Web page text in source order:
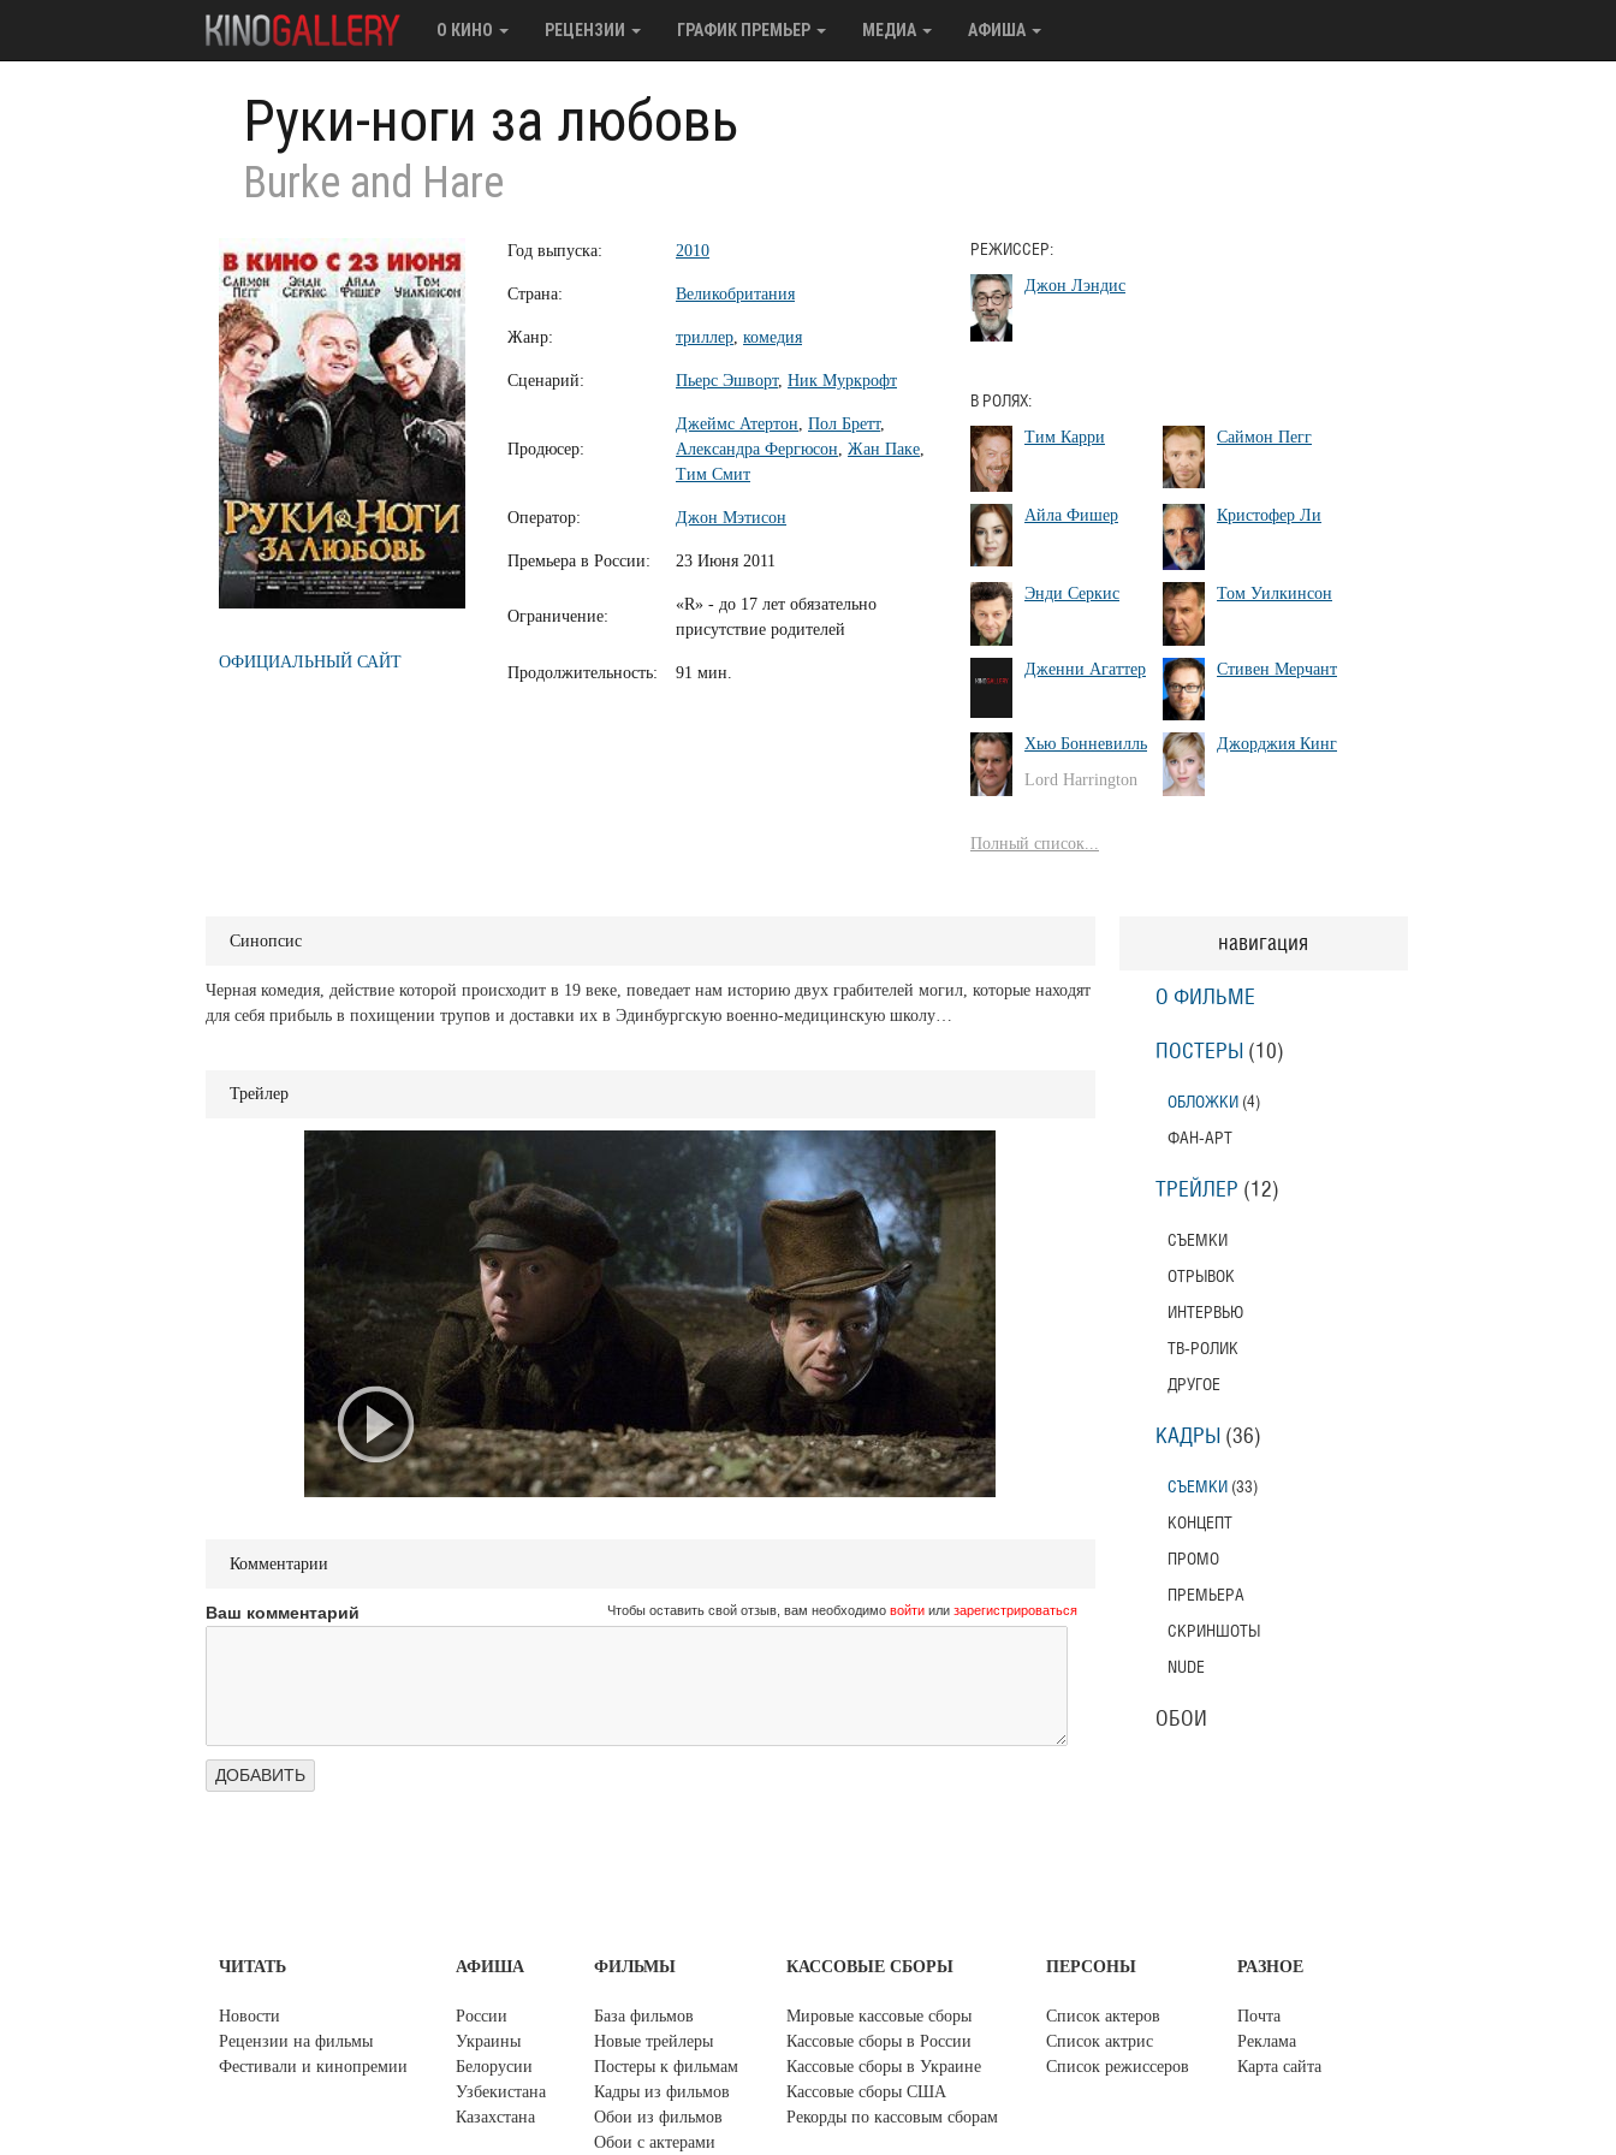
О КИНО РЕЦЕНЗИИ ГРАФИК ПРЕМЬЕР МЕДИА АФИША
Руки-ноги за любовь
Burke and Hare
ОФИЦИАЛЬНЫЙ САЙТ
Год выпуска: 2010
Страна: Великобритания
Жанр: триллер, комедия
Сценарий: Пьерс Эшворт, Ник Муркрофт
Продюсер:
Джеймс Атертон, Пол Бретт,
Александра Фергюсон, Жан Паке,
Тим Смит
Оператор: Джон Мэтисон
Премьера в России: 23 Июня 2011
Ограничение:
«R» - до 17 лет обязательно
присутствие родителей
Продолжительность: 91 мин.
РЕЖИССЕР:
Джон Лэндис
В РОЛЯХ:
Тим Карри Саймон Пегг
Айла Фишер Кристофер Ли
Энди Серкис Том Уилкинсон
Дженни Агаттер Стивен Мерчант
Хью Бонневилль
Lord Harrington
Джорджия Кинг
Полный список...
Синопсис
Черная комедия, действие которой происходит в 19 веке, поведает нам историю двух грабителей могил, которые находят
для себя прибыль в похищении трупов и доставки их в Эдинбургскую военно-медицинскую школу…
Трейлер
Комментарии
Ваш комментарий Чтобы оставить свой отзыв, вам необходимо войтиили зарегистрироваться
навигация
О ФИЛЬМЕ
ПОСТЕРЫ (10)
ОБЛОЖКИ (4)
ФАН-АРТ
ТРЕЙЛЕР (12)
СЪЕМКИ
ОТРЫВОК
ИНТЕРВЬЮ
ТВ-РОЛИК
ДРУГОЕ
КАДРЫ (36)
СЪЕМКИ (33)
КОНЦЕПТ
ПРОМО
ПРЕМЬЕРА
СКРИНШОТЫ
NUDE
ОБОИ
ЧИТАТЬ
Новости
Рецензии на фильмы
Фестивали и кинопремии
АФИША
России
Украины
Белорусии
Узбекистана
Казахстана
ФИЛЬМЫ
База фильмов
Новые трейлеры
Постеры к фильмам
Кадры из фильмов
Обои из фильмов
Обои с актерами
КАССОВЫЕ СБОРЫ
Мировые кассовые сборы
Кассовые сборы в России
Кассовые сборы в Украине
Кассовые сборы США
Рекорды по кассовым сборам
ПЕРСОНЫ
Список актеров
Список актрис
Список режиссеров
РАЗНОЕ
Почта
Реклама
Карта сайта